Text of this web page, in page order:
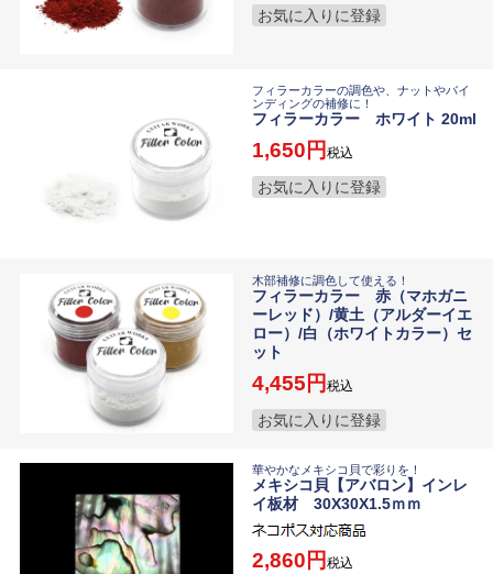
お気に入りに登録
フィラーカラーの調色や、ナットやバイ
ンディングの補修に！
フィラーカラー ホワイト 20ml
1,650 税込
お気に入りに登録
木部補修に調色して使える！
フィラーカラー 赤（マホガニ
ーレッド）/黄土（アルダーイエ
ロー）/白（ホワイトカラー）セ
ット
4,455 税込
お気に入りに登録
華やかなメキシコ貝で彩りを！
メキシコ貝【アバロン】インレ
イ板材 30X30X1.5ｍｍ
2,860 税込